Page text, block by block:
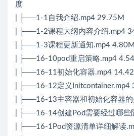
度
| ├──1-1自我介绍.mp4 29.75M
| ├──1-2课程大纲内容介绍.mp4
| ├──1-3课程更新通知.mp4 4.80M
| ├──16-10pod重启策略.mp4
| ├──16-11初始化容器.mp4
| ├──16-12定义Initcontainer.mp4
| ├──16-13主容器和初始化容器
| ├──16-14创建Pod需要经过哪些
| ├──16-1Pod资源清单详细解读